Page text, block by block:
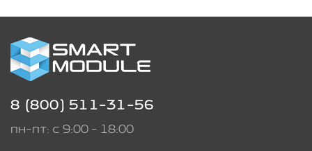
8 (800) 511-31-56
пн-пт: с 9:00 - 18:00